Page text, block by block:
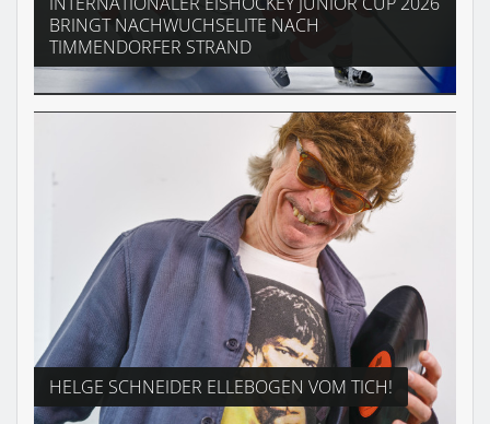
BRINGT NACHWUCHSELITE NACH
TIMMENDORFER STRAND
HELGE SCHNEIDER ELLEBOGEN VOM TICH!